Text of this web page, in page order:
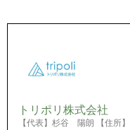
トリポリ株式会社
【代表】杉谷 陽朗 【住所